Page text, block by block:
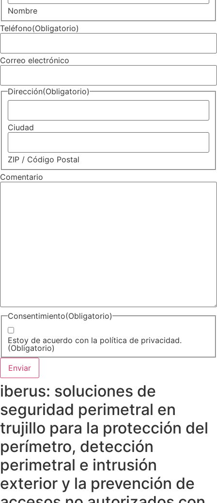
Nombre
Teléfono(Obligatorio)
Correo electrónico
Dirección(Obligatorio)
Ciudad
ZIP / Código Postal
Comentario
Consentimiento(Obligatorio)
Estoy de acuerdo con la política de privacidad.
(Obligatorio)
iberus: soluciones de
seguridad perimetral en
trujillo para la protección del
perímetro, detección
perimetral e intrusión
exterior y la prevención de